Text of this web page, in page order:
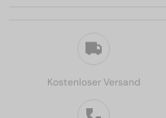
Kostenloser Versand